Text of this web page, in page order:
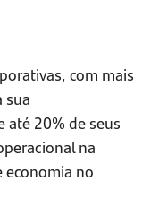
com mais
sua
até 20% de seus
na
economia no